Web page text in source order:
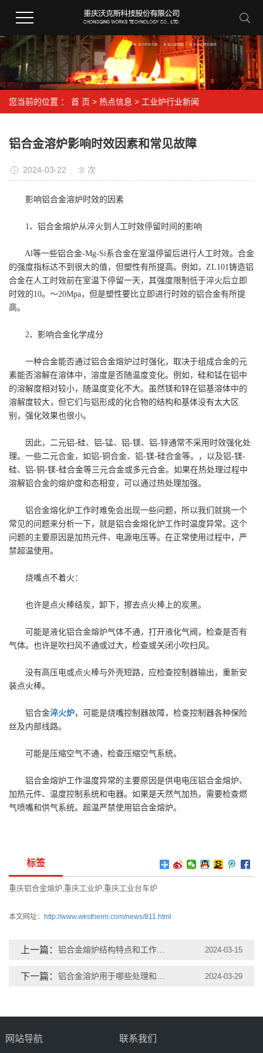
您当前的位置 ： 首 页 > 热点信息 > 工业炉行业新闻
铝合金溶炉影响时效因素和常见故障
2024-03-22 次
影响铝合金溶炉时效的因素
1、铝合金熔炉从淬火到人工时效停留时间的影响
Al等一些铝合金-Mg-Si系合金在室温停留后进行人工时效。合金
的强度指标达不到很大的值，但塑性有所提高。例如，ZL101铸造铝
合金在人工时效前在室温下停留一天，其强度限制低于淬火后立即
时效的10。～20Mpa，但是塑性要比立即进行时效的铝合金有所提
高。
2、影响合金化学成分
一种合金能否通过铝合金熔炉过时强化，取决于组成合金的元
素能否溶解在溶体中，溶度是否随温度变化。例如，硅和锰在铝中
的溶解度相对较小，随温度变化不大。虽然镁和锌在铝基溶体中的
溶解度较大，但它们与铝形成的化合物的结构和基体没有太大区
别，强化效果也很小。
因此，二元铝-硅、铝-锰、铝-镁、铝-锌通常不采用时效强化处
理。一些二元合金，如铝-铜合金、铝-镁-硅合金等。，以及铝-镁-
硅、铝-铜-镁-硅合金等三元合金或多元合金。如果在热处理过程中
溶解铝合金的熔炉度和态相变，可以通过热处理加强。
铝合金熔化炉工作时难免会出现一些问题，所以我们就挑一个
常见的问题来分析一下，就是铝合金熔化炉工作时温度异常。这个
问题的主要原因是加热元件、电源电压等。在正常使用过程中，严
禁超温使用。
烧嘴点不着火：
也许是点火棒结炭，卸下，擦去点火棒上的炭黑。
可能是液化铝合金熔炉气体不通，打开液化气阀，检查是否有
气体。也许是吹扫风不通或过大，检查或关闭小吹扫风。
没有高压电或点火棒与外壳短路，应检查控制器输出，重新安
装点火棒。
铝合金淬火炉，可能是烧嘴控制器故障，检查控制器各种保险
丝及内部线路。
可能是压缩空气不通，检查压缩空气系统。
铝合金熔炉工作温度异常的主要原因是供电电压铝合金熔炉、
加热元件、温度控制系统和电器。如果是天然气加热，需要检查燃
气喷嘴和供气系统。超温严禁使用铝合金熔炉。
标签
重庆铝合金熔炉,重庆工业炉,重庆工业台车炉
本文网址： http://www.wkstherm.com/news/811.html
上一篇： 2024-03-15
下一篇： 2024-03-29
网站导航 联系我们